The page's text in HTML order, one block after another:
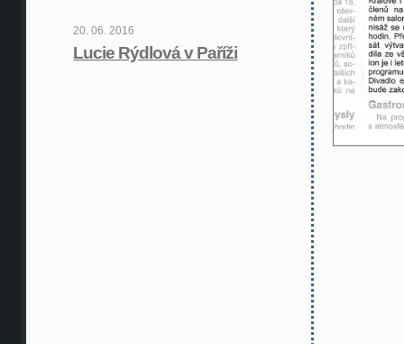
20. 06. 2016
Lucie Rýdlová v Paříži